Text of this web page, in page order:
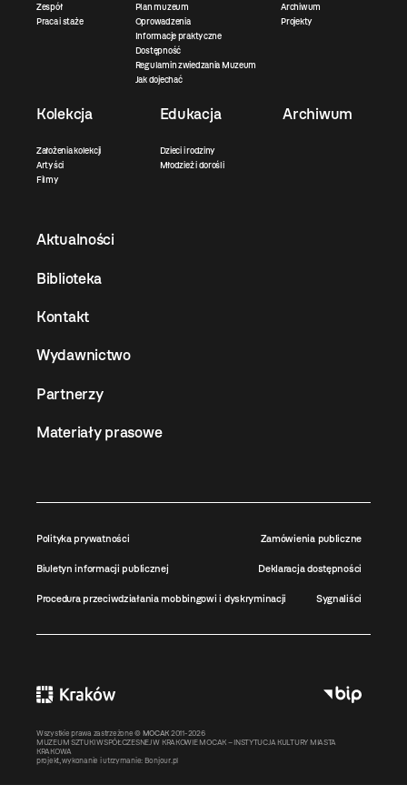
Zespół
Praca i staże
Plan muzeum
Oprowadzenia
Informacje praktyczne
Dostępność
Regulamin zwiedzania Muzeum
Jak dojechać
Archiwum
Projekty
Kolekcja
Założenia kolekcji
Artyści
Filmy
Edukacja
Dzieci i rodziny
Młodzież i dorośli
Archiwum
Aktualności
Biblioteka
Kontakt
Wydawnictwo
Partnerzy
Materiały prasowe
Polityka prywatności Zamówienia publiczne
Biuletyn informacji publicznej Deklaracja dostępności
Procedura przeciwdziałania mobbingowi i dyskryminacji Sygnaliści
Wszystkie prawa zastrzeżone © MOCAK 2011-2026
MUZEUM SZTUKI WSPÓŁCZESNEJ W KRAKOWIE MOCAK – INSTYTUCJA KULTURY MIASTA
KRAKOWA
projekt, wykonanie i utrzymanie: Bonjour.pl